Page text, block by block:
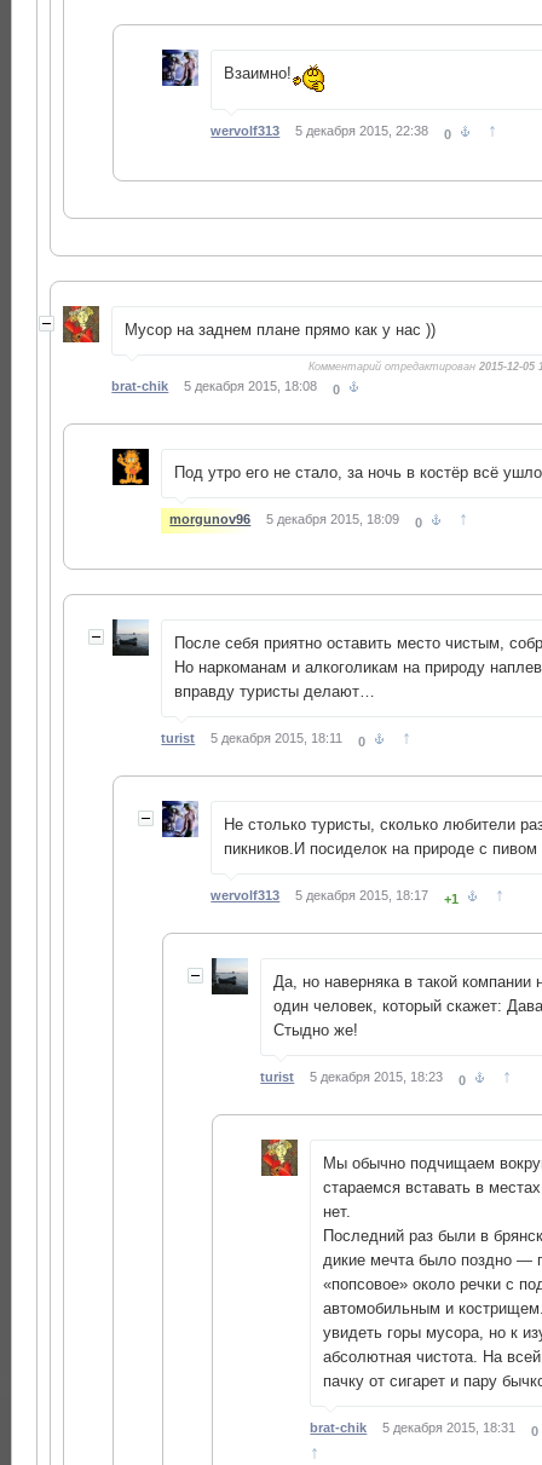
Взаимно!
wervolf313 5 декабря 2015, 22:38 0 ↑
Мусор на заднем плане прямо как у нас ))
Комментарий отредактирован2015-12-05
brat-chik 5 декабря 2015, 18:08 0
Под утро его не стало, за ночь в костёр всё
morgunov96 5 декабря 2015, 18:09 0 ↑
После себя приятно оставить место чистым,
Но наркоманам и алкоголикам на природу
вправду туристы делают…
turist 5 декабря 2015, 18:11 0 ↑
Не столько туристы, сколько любители
пикников.И посиделок на природе с
wervolf313 5 декабря 2015, 18:17 +1 ↑
Да, но наверняка в такой компании
один человек, который скажет:
Стыдно же!
turist 5 декабря 2015, 18:23 0 ↑
Мы обычно подчищаем
стараемся вставать в
нет.
Последний раз были в
дикие мечта было поздно —
«попсовое» около речки с
автомобильным и
увидеть горы мусора, но к
абсолютная чистота. На
пачку от сигарет и пару
brat-chik 5 декабря 2015, 18:31 0
↑